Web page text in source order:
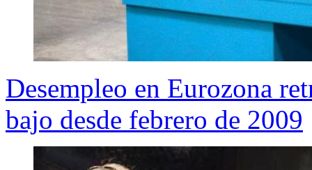
Desempleo en Eurozona
bajo desde febrero de 2009